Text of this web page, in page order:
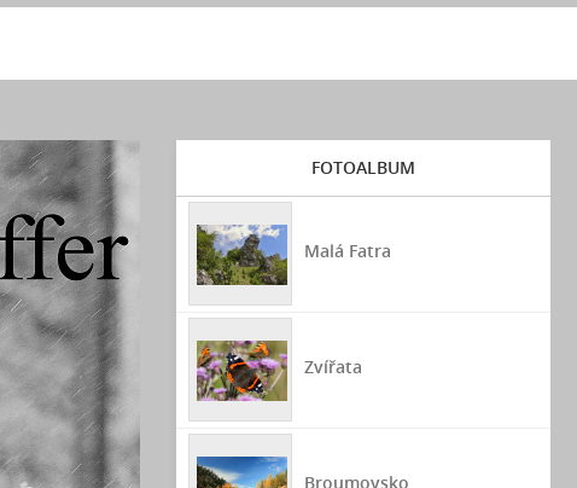
FOTOALBUM
Malá Fatra
Zvířata
Broumovsko